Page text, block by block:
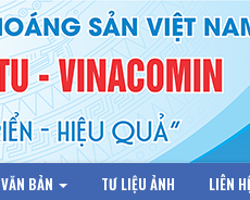
VĂN BẢN TƯ LIỆU ẢNH LIÊN